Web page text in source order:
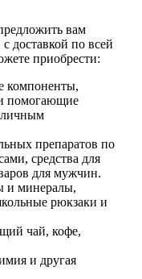
вам
доставкой по всей
приобрести:
компоненты,
помогающие
препаратов по
средства для
для мужчин.
и минералы,
рюкзаки и
чай, кофе,
и другая